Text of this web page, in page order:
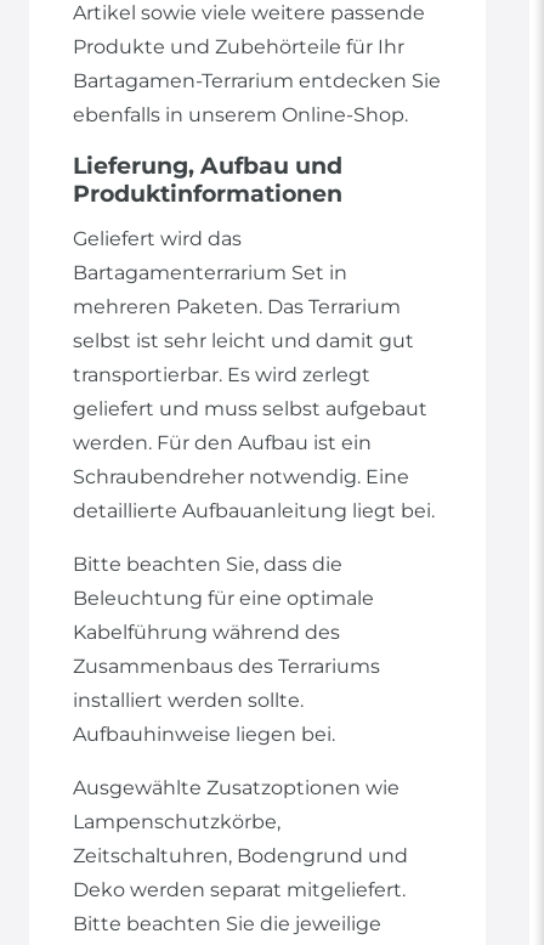
Artikel sowie viele weitere passende
Produkte und Zubehörteile für Ihr
Bartagamen-Terrarium entdecken Sie
ebenfalls in unserem Online-Shop.
Lieferung, Aufbau und
Produktinformationen
Geliefert wird das
Bartagamenterrarium Set in
mehreren Paketen. Das Terrarium
selbst ist sehr leicht und damit gut
transportierbar. Es wird zerlegt
geliefert und muss selbst aufgebaut
werden. Für den Aufbau ist ein
Schraubendreher notwendig. Eine
detaillierte Aufbauanleitung liegt bei.
Bitte beachten Sie, dass die
Beleuchtung für eine optimale
Kabelführung während des
Zusammenbaus des Terrariums
installiert werden sollte.
Aufbauhinweise liegen bei.
Ausgewählte Zusatzoptionen wie
Lampenschutzkörbe,
Zeitschaltuhren, Bodengrund und
Deko werden separat mitgeliefert.
Bitte beachten Sie die jeweilige